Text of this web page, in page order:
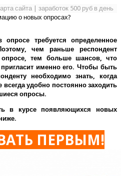
сайта
заработок 500 руб в день
о новых опросах?
требуется определенное
чем раньше респондент
опросе, тем больше шансов, что
именно его.Чтобы быть
необходимо знать, когда
удобно постоянно заходить
опросы.
в курсе появляющихся новых
ПЕРВЫМ!